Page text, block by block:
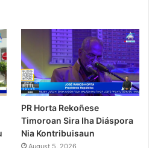
PR Horta Rekoñese
Timoroan Sira Iha Diáspora
Nia Kontribuisaun